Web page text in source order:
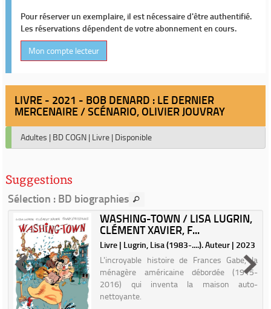
Pour réserver un exemplaire, il est nécessaire d'être authentifié.
Les réservations dépendent de votre abonnement en cours.
Mon compte lecteur
LIVRE - 2021 - BOB DENARD : LE DERNIER
MERCENAIRE / SCÉNARIO, OLIVIER JOUVRAY
Adultes | BD COGN | Livre | Disponible
Suggestions
Sélection : BD biographies
WASHING-TOWN / LISA LUGRIN,
CLÉMENT XAVIER, F...
Livre | Lugrin, Lisa (1983-....). Auteur | 2023
L'incroyable histoire de Frances Gabe, la
ménagère américaine débordée (1915-
2016) qui inventa la maison auto-
nettoyante.